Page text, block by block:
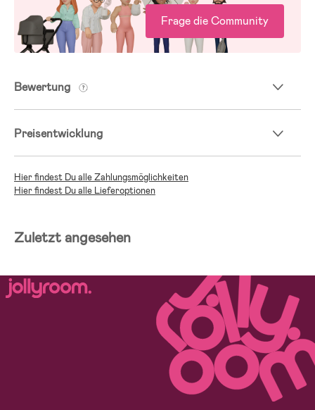
Frage die Community
Bewertung
Preisentwicklung
Hier findest Du alle Zahlungsmöglichkeiten
Hier findest Du alle Lieferoptionen
Zuletzt angesehen